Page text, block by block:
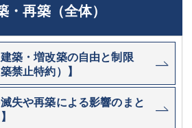
・再築（全体）
築・増改築の自由と制限
禁止特約）】
失や再築による影響のまと